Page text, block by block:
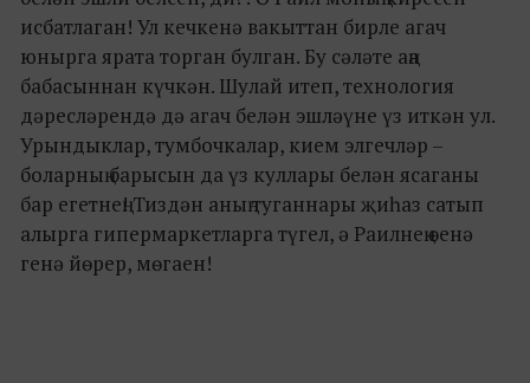
исбатлаган! Ул кечкенә вакыттан бирле агач
юнырга ярата торган булган. Бу сәләте аңа
бабасыннан күчкән. Шулай итеп, технология
дәресләрендә дә агач белән эшләүне үз иткән ул.
Урындыклар, тумбочкалар, кием элгечләр –
боларның барысын да үз куллары белән ясаганы
бар егетнең! Тиздән аның туганнары җиһаз сатып
алырга гипермаркетларга түгел, ә Раилнең өенә
генә йөрер, мөгаен!